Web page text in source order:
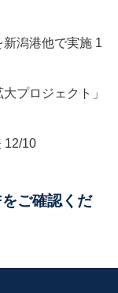
新潟港他で実施 1
プロジェクト」
12/10
ご確認くだ